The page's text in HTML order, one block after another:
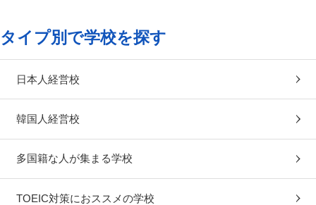
タイプ別で学校を探す
日本人経営校
韓国人経営校
多国籍な人が集まる学校
TOEIC対策におススメの学校